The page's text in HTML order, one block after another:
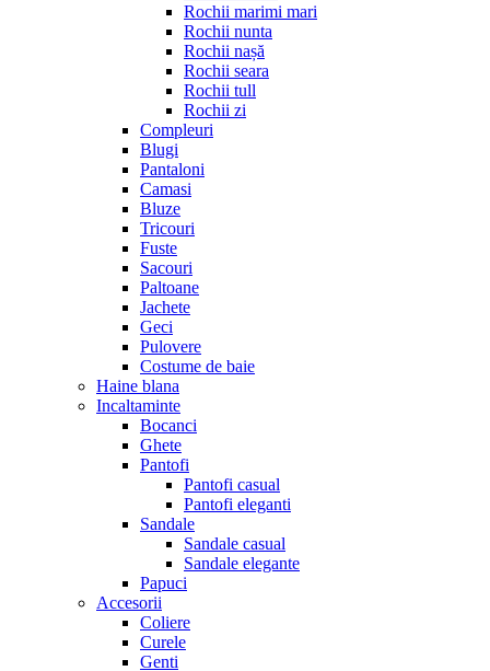
Rochii marimi mari
Rochii nunta
Rochii nașă
Rochii seara
Rochii tull
Rochii zi
Compleuri
Blugi
Pantaloni
Camasi
Bluze
Tricouri
Fuste
Sacouri
Paltoane
Jachete
Geci
Pulovere
Costume de baie
Haine blana
Incaltaminte
Bocanci
Ghete
Pantofi
Pantofi casual
Pantofi eleganti
Sandale
Sandale casual
Sandale elegante
Papuci
Accesorii
Coliere
Curele
Genti